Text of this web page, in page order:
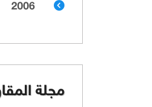
2006
مجلة